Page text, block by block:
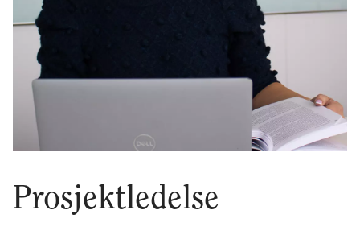
Prosjektledelse